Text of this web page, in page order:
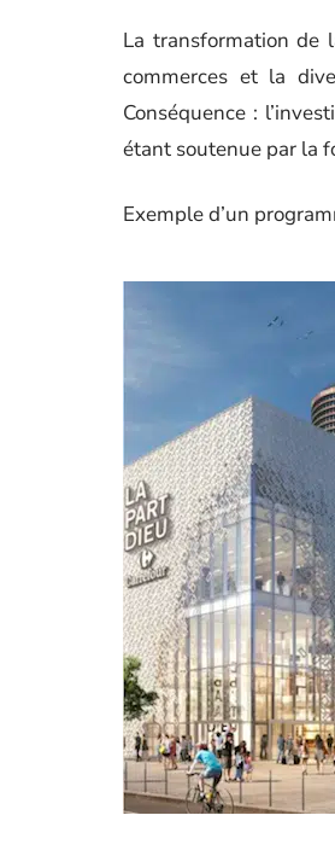
La transformation de
commerces et la
Conséquence :
étant soutenue par la
Exemple d’un